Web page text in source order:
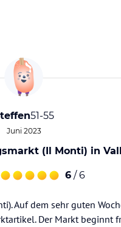
51-55
Juni 2023
(Il Monti) in
6 / 6
Auf dem sehr guten
Der Markt beginnt